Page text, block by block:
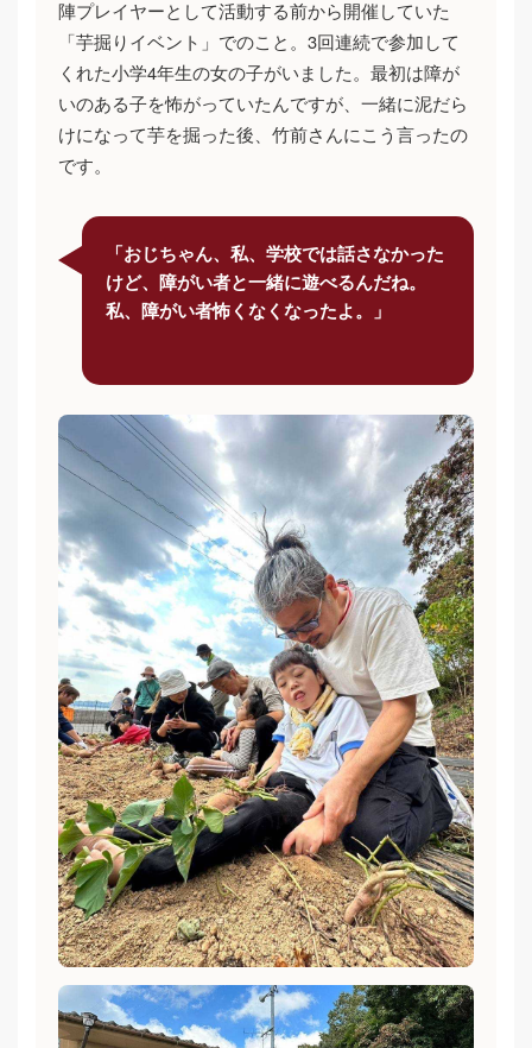
陣プレイヤーとして活動する前から開催していた
「芋掘りイベント」でのこと。3回連続で参加して
くれた小学4年生の女の子がいました。最初は障が
いのある子を怖がっていたんですが、一緒に泥だら
けになって芋を掘った後、竹前さんにこう言ったの
です。
「おじちゃん、私、学校では話さなかった
けど、障がい者と一緒に遊べるんだね。
私、障がい者怖くなくなったよ。」